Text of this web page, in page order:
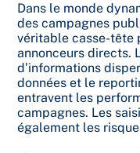
Dans le monde
des campagnes
véritable casse-tête
annonceurs directs.
d’informations
données et le
entravent les
campagnes. Les
également les